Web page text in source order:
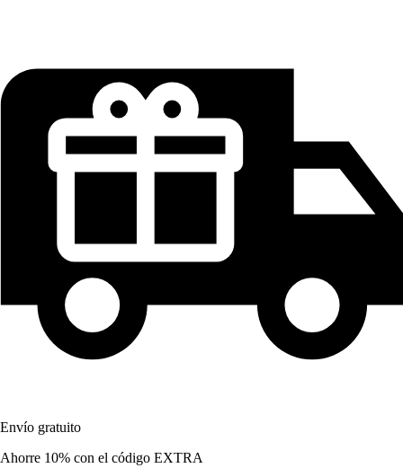
Envío gratuito
Ahorre 10% con el código EXTRA